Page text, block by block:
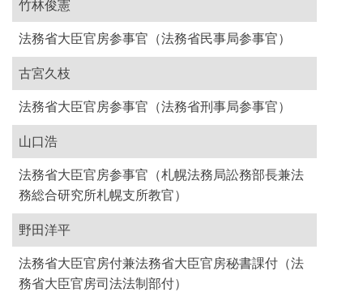
竹林俊憲
法務省大臣官房参事官（法務省民事局参事官）
古宮久枝
法務省大臣官房参事官（法務省刑事局参事官）
山口浩
法務省大臣官房参事官（札幌法務局訟務部長兼法
務総合研究所札幌支所教官）
野田洋平
法務省大臣官房付兼法務省大臣官房秘書課付（法
務省大臣官房司法法制部付）